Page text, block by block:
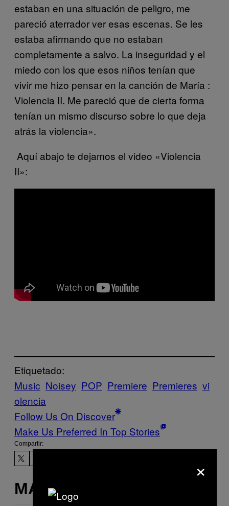
estaban en una situación de peligro, me
pareció aterrador ver esas escenas. Se les
estaba afirmando que no estaban
completamente a salvo. La inseguridad y el
miedo con los que esos niños tenían que
vivir me hizo pensar en la canción de María :
Violencia II. Me pareció que de cierta forma
tenían un mismo discurso sobre lo que deja
atrás la violencia».
Aquí abajo te dejamos el video «Violencia
II»:
Etiquetado:
Music Noisey POP Premiere Premieres vi
olencia
Follow Us On Discover
Make Us Preferred In Top Stories
Compartir:
MÁS DE LO MISMO
×